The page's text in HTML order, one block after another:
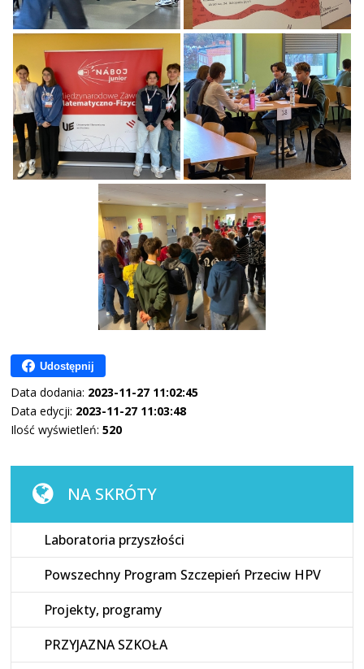
Udostępnij
Data dodania: 2023-11-27 11:02:45
Data edycji: 2023-11-27 11:03:48
Ilość wyświetleń:520
NA SKRÓTY
Laboratoria przyszłości
Powszechny Program Szczepień Przeciw HPV
Projekty, programy
PRZYJAZNA SZKOŁA